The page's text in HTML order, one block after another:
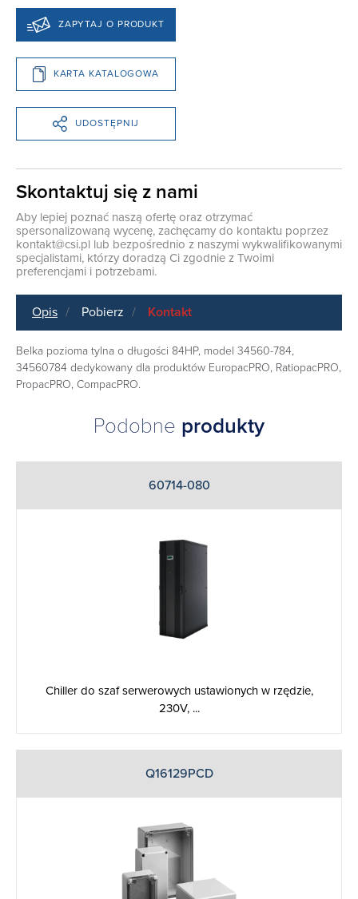
ZAPYTAJ O PRODUKT
KARTA KATALOGOWA
UDOSTĘPNIJ
Skontaktuj się z nami
Aby lepiej poznać naszą ofertę oraz otrzymać
spersonalizowaną wycenę, zachęcamy do kontaktu poprzez
kontakt@csi.pl lub bezpośrednio z naszymi wykwalifikowanymi
specjalistami, którzy doradzą Ci zgodnie z Twoimi
preferencjami i potrzebami.
Opis Pobierz Kontakt
Belka pozioma tylna o długości 84HP, model 34560-784,
34560784 dedykowany dla produktów EuropacPRO, RatiopacPRO,
PropacPRO, CompacPRO.
Podobne produkty
60714-080
Chiller do szaf serwerowych ustawionych w rzędzie,
230V, ...
Q16129PCD